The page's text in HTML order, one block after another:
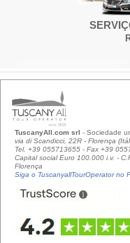
TuscanyAll.com srl - Sociedade
via di Scandicci, 22R - Florença
Tel. +39 055713655 - Fax +39
Capital social Euro 100.000 i.v. -
Florença
Siga o TuscanyallTourOperator no